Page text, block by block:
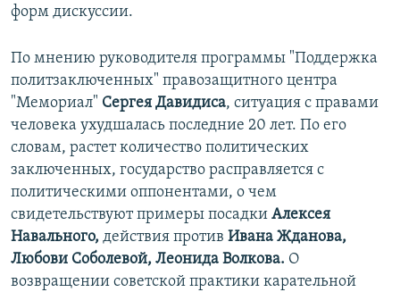
форм дискуссии.
По мнению руководителя программы "Поддержка
политзаключенных" правозащитного центра
"Мемориал" Сергея Давидиса, ситуация с правами
человека ухудшалась последние 20 лет. По его
словам, растет количество политических
заключенных, государство расправляется с
политическими оппонентами, о чем
свидетельствуют примеры посадки Алексея
Навального, действия против Ивана Жданова,
Любови Соболевой, Леонида Волкова. О
возвращении советской практики карательной